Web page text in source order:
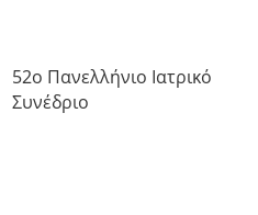
52o Πανελλήνιο Ιατρικό
Συνέδριο